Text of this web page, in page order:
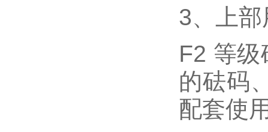
3、上
F2 等
的砝码
配套使